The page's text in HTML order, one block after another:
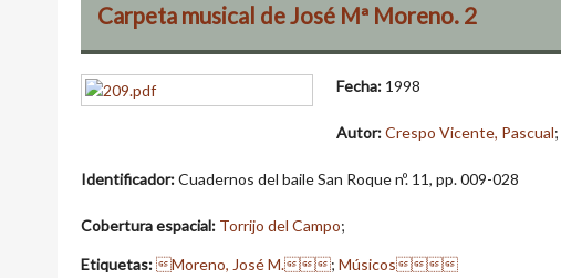
Carpeta musical de José Mª Moreno. 2
Fecha: 1998
Autor:Crespo Vicente, Pascual;
Identificador:Cuadernos del baile San Roque nº. 11, pp. 009-028
Cobertura espacial: Torrijo del Campo;
Etiquetas: Moreno, José M. ; Músicos